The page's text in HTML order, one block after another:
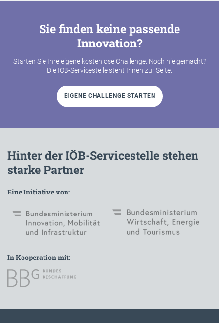
Sie finden keine passende
Innovation?
Starten Sie Ihre eigene kostenlose Challenge. Noch nie gemacht?
Die IÖB-Servicestelle steht Ihnen zur Seite.
EIGENE CHALLENGE STARTEN
Hinter der IÖB-Servicestelle stehen
starke Partner
Eine Initiative von:
In Kooperation mit: